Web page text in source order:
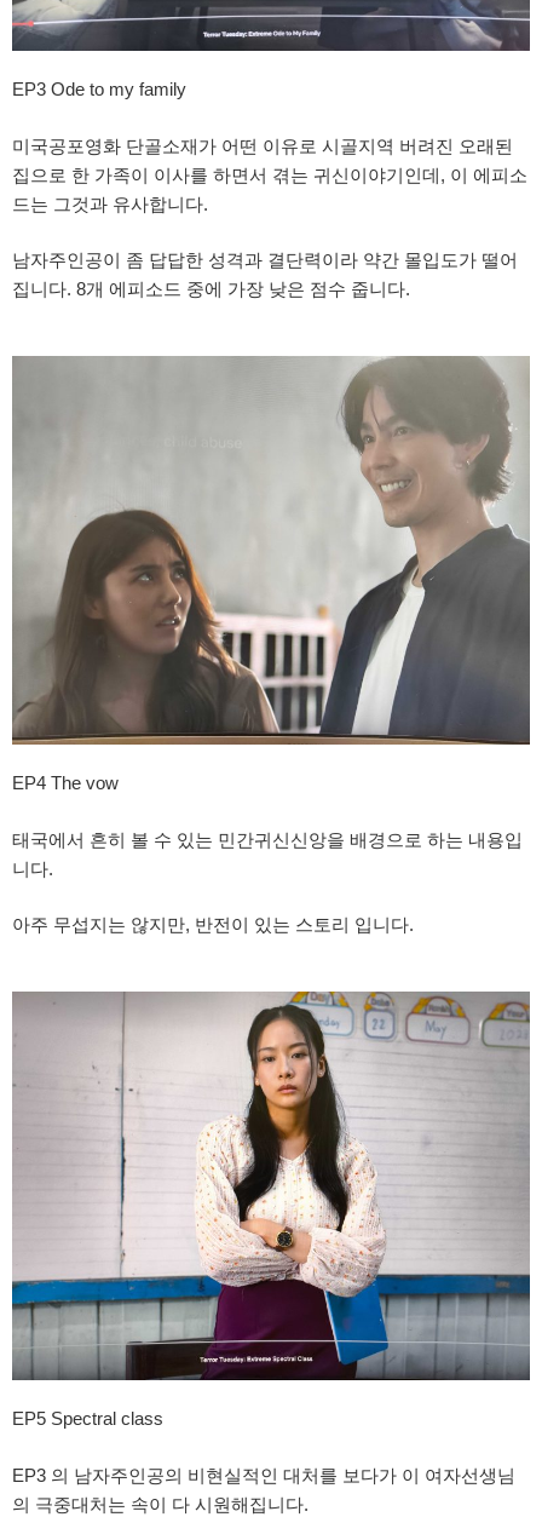
EP3 Ode to my family
미국공포영화 단골소재가 어떤 이유로 시골지역 버려진 오래된
집으로 한 가족이 이사를 하면서 겪는 귀신이야기인데, 이 에피소
드는 그것과 유사합니다.
남자주인공이 좀 답답한 성격과 결단력이라 약간 몰입도가 떨어
집니다. 8개 에피소드 중에 가장 낮은 점수 줍니다.
EP4 The vow
태국에서 흔히 볼 수 있는 민간귀신신앙을 배경으로 하는 내용입
니다.
아주 무섭지는 않지만, 반전이 있는 스토리 입니다.
EP5 Spectral class
EP3 의 남자주인공의 비현실적인 대처를 보다가 이 여자선생님
의 극중대처는 속이 다 시원해집니다.